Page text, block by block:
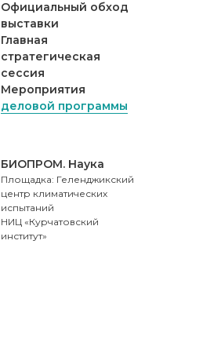
БИОПРОМ. Наука
Площадка: Геленджикский
центр климатических
испытаний
НИЦ «Курчатовский
институт»
Официальный обход
выставки
Главная
стратегическая
сессия
Мероприятия
деловой программы